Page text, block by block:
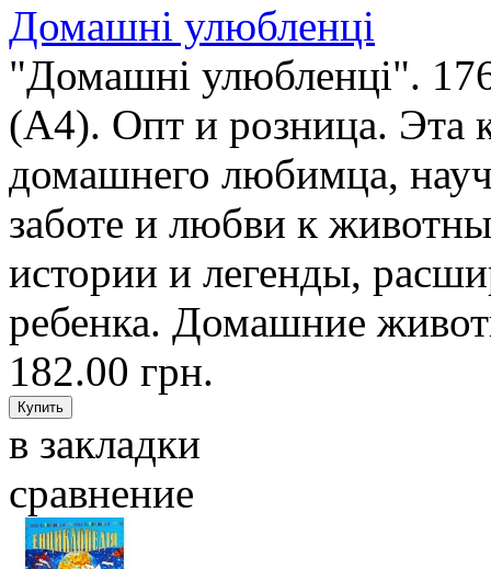
Домашні улюбленці
"Домашні улюбленці".
(А4). Опт и розница. Эта
домашнего любимца,
заботе и любви к
истории и легенды,
ребенка. Домашние
182.00 грн.
в закладки
сравнение